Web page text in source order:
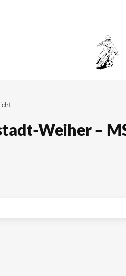
Weiher –